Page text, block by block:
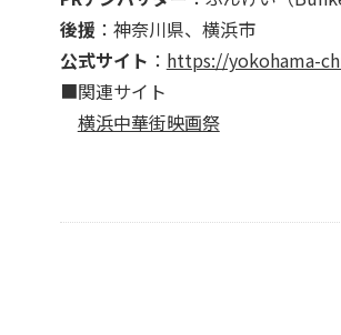
後援 ：神奈川県、横浜市
公式サイト ： https://yokohama-
■関連サイト
横浜中華街映画祭